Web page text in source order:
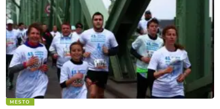
MESTO